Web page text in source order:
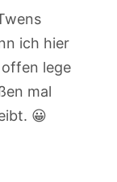
ich hier
offen lege
mal
😀